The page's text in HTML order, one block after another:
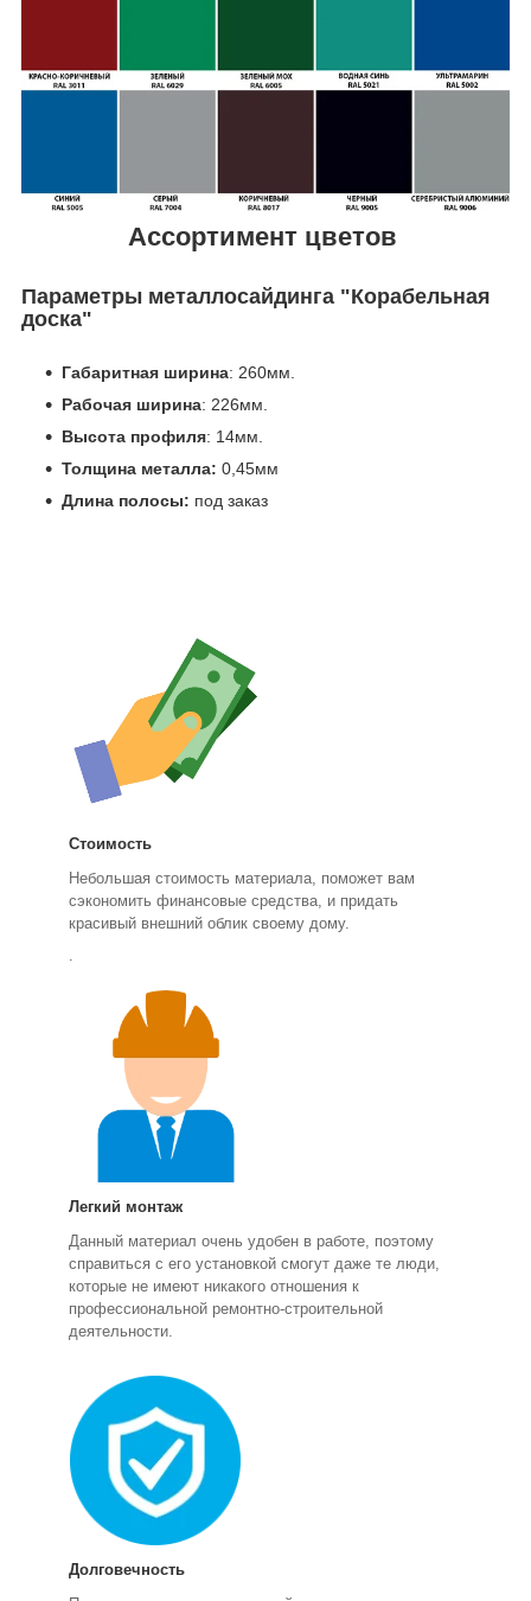
Параметры металлосайдинга "Корабельная
доска"
Габаритная ширина: 260мм.
Рабочая ширина: 226мм.
Высота профиля: 14мм.
Толщина металла: 0,45мм
Длина полосы: под заказ
Ассортимент цветов
Стоимость
Небольшая стоимость материала, поможет вам
сэкономить финансовые средства, и придать
красивый внешний облик своему дому.
.
Легкий монтаж
Данный материал очень удобен в работе, поэтому
справиться с его установкой смогут даже те люди,
которые не имеют никакого отношения к
профессиональной ремонтно-строительной
деятельности.
Долговечность